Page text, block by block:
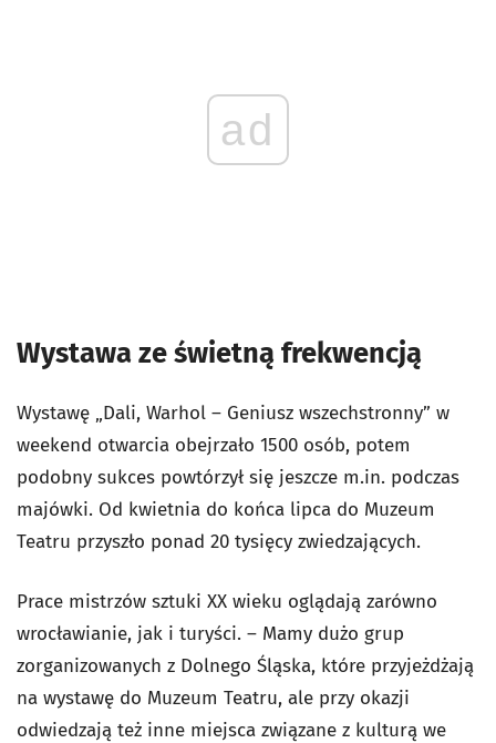
ad
Wystawa ze świetną frekwencją
Wystawę „Dali, Warhol – Geniusz wszechstronny” w
weekend otwarcia obejrzało 1500 osób, potem
podobny sukces powtórzył się jeszcze m.in. podczas
majówki. Od kwietnia do końca lipca do Muzeum
Teatru przyszło ponad 20 tysięcy zwiedzających.
Prace mistrzów sztuki XX wieku oglądają zarówno
wrocławianie, jak i turyści. – Mamy dużo grup
zorganizowanych z Dolnego Śląska, które przyjeżdżają
na wystawę do Muzeum Teatru, ale przy okazji
odwiedzają też inne miejsca związane z kulturą we